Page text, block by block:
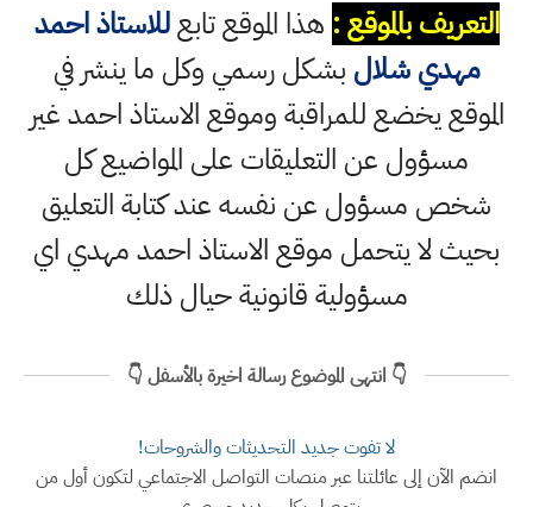
التعريف بالموقع : هذا الموقع تابعللاستاذ احمد
مهدي شلال بشكل رسمي وكل ما ينشر في
الموقع يخضع للمراقبة وموقع الاستاذ احمد غير
مسؤول عن التعليقات على المواضيع كل
شخص مسؤول عن نفسه عند كتابة التعليق
بحيث لا يتحمل موقع الاستاذ احمد مهدي اي
مسؤولية قانونية حيال ذلك
👇 انتهى الموضوع رسالة اخيرة بالأسفل 👇
لا تفوت جديد التحديثات والشروحات!
انضم الآن إلى عائلتنا عبر منصات التواصل الاجتماعي لتكون أول من